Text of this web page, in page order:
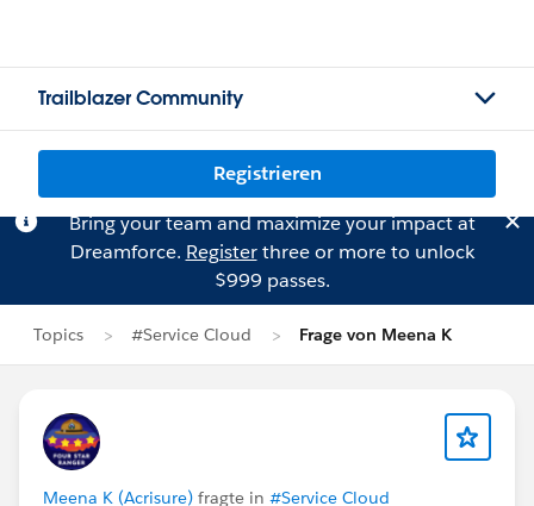
Trailblazer Community
Registrieren
Bring your team and maximize your impact at
Dreamforce. Registerthree or more to unlock
$999 passes.
Topics #Service Cloud Frage von Meena K
Meena K (Acrisure) fragte in #Service Cloud